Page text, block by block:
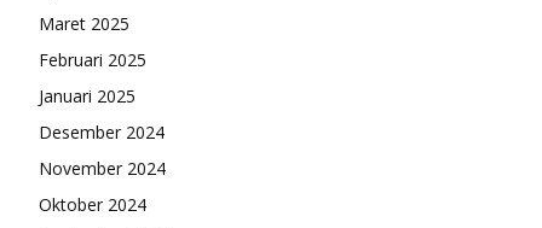
Maret 2025
Februari 2025
Januari 2025
Desember 2024
November 2024
Oktober 2024